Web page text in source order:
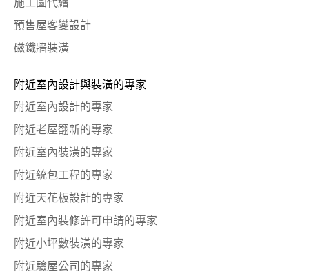
施工圖代繪
預售屋客變設計
磁鐵牆裝潢
附近室內設計與裝潢的專家
附近室內設計的專家
附近老屋翻新的專家
附近室內裝潢的專家
附近統包工程的專家
附近天花板設計的專家
附近室內裝修許可申請的專家
附近小坪數裝潢的專家
附近驗屋公司的專家